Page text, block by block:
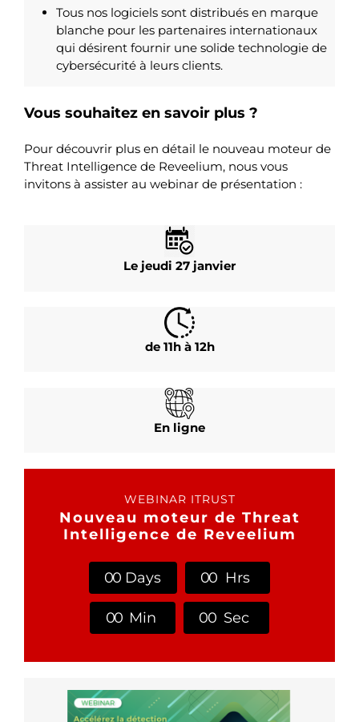
Tous nos logiciels sont distribués en marque
blanche pour les partenaires internationaux
qui désirent fournir une solide technologie de
cybersécurité à leurs clients.
Vous souhaitez en savoir plus ?
Pour découvrir plus en détail le nouveau moteur de
Threat Intelligence de Reveelium, nous vous
invitons à assister au webinar de présentation :
Le jeudi 27 janvier
de 11h à 12h
En ligne
WEBINAR ITRUST
Nouveau moteur de Threat
Intelligence de Reveelium
00 Days 00 Hrs
00 Min 00 Sec